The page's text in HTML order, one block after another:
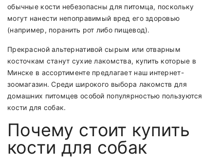
обычные кости небезопасны для питомца, поскольку
могут нанести непоправимый вред его здоровью
(например, поранить рот либо пищевод).
Прекрасной альтернативой сырым или отварным
косточкам станут сухие лакомства, купить которые в
Минске в ассортименте предлагает наш интернет-
зоомагазин. Среди широкого выбора лакомств для
домашних питомцев особой популярностью пользуются
кости для собак.
Почему стоит купить
кости для собак